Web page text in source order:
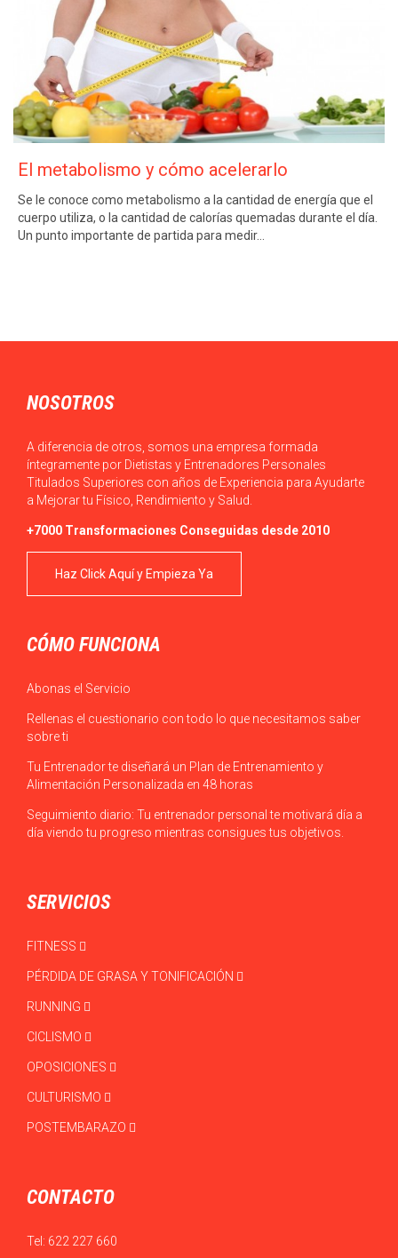
El metabolismo y cómo acelerarlo
Se le conoce como metabolismo a la cantidad de energía que el
cuerpo utiliza, o la cantidad de calorías quemadas durante el día.
Un punto importante de partida para medir…
NOSOTROS
A diferencia de otros, somos una empresa formada
íntegramente por Dietistas y Entrenadores Personales
Titulados Superiores con años de Experiencia para Ayudarte
a Mejorar tu Físico, Rendimiento y Salud.
+7000 Transformaciones Conseguidas desde 2010
Haz Click Aquí y Empieza Ya
CÓMO FUNCIONA
Abonas el Servicio
Rellenas el cuestionario con todo lo que necesitamos saber
sobre ti
Tu Entrenador te diseñará un Plan de Entrenamiento y
Alimentación Personalizada en 48 horas
Seguimiento diario: Tu entrenador personal te motivará día a
día viendo tu progreso mientras consigues tus objetivos.
SERVICIOS
FITNESS
PÉRDIDA DE GRASA Y TONIFICACIÓN
RUNNING
CICLISMO
OPOSICIONES
CULTURISMO
POSTEMBARAZO
CONTACTO
Tel: 622 227 660